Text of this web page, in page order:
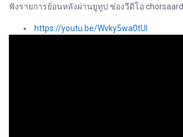
ฟังรายการย้อนหลังผ่านยูทูป ช่องวีดีโอ chorsaard
https://youtu.be/Wvky5wa0tUI